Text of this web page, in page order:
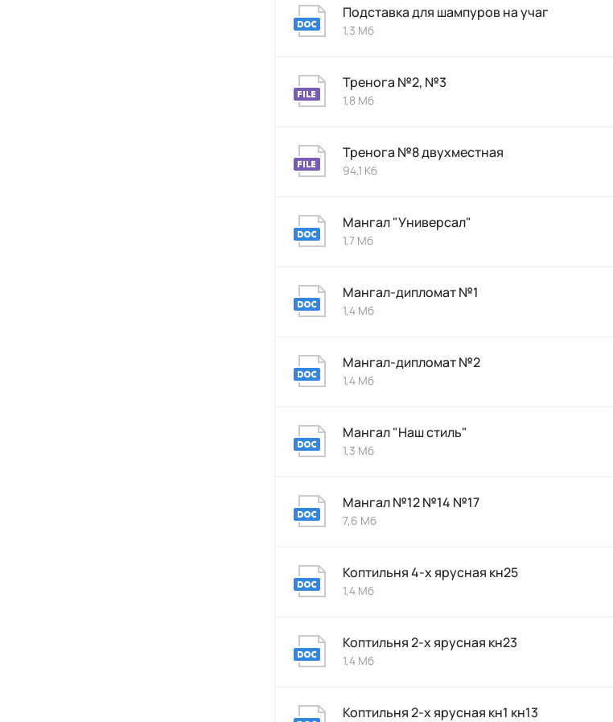
Подставка для шампуров на учаг
1,3 Мб
Тренога №2, №3
1,8 Мб
Тренога №8 двухместная
94,1 Кб
Мангал "Универсал"
1,7 Мб
Мангал-дипломат №1
1,4 Мб
Мангал-дипломат №2
1,4 Мб
Мангал "Наш стиль"
1,3 Мб
Мангал №12 №14 №17
7,6 Мб
Коптильня 4-х ярусная кн25
1,4 Мб
Коптильня 2-х ярусная кн23
1,4 Мб
Коптильня 2-х ярусная кн1 кн13